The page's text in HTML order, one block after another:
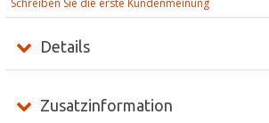
Schreiben Sie die erste Kundenmeinung
Details
Zusatzinformation